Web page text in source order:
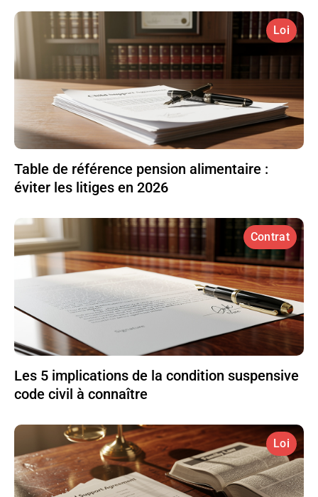
Loi
Table de référence pension alimentaire :
éviter les litiges en 2026
Contrat
Les 5 implications de la condition suspensive
code civil à connaître
Loi